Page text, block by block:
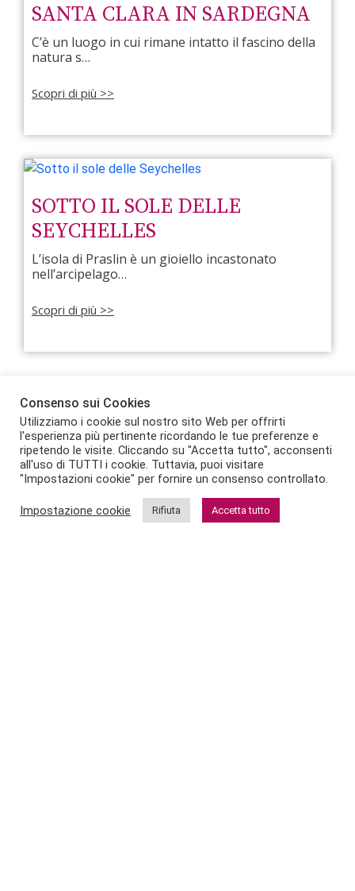
SANTA CLARA IN SARDEGNA
C’è un luogo in cui rimane intatto il fascino della
natura s…
Scopri di più >>
SOTTO IL SOLE DELLE
SEYCHELLES
L’isola di Praslin è un gioiello incastonato
nell’arcipelago…
Scopri di più >>
Scopri tutti
Seguici sui nostri social:
Consenso sui Cookies
Utilizziamo i cookie sul nostro sito Web per offrirti
l'esperienza più pertinente ricordando le tue preferenze e
ripetendo le visite. Cliccando su "Accetta tutto", acconsenti
all'uso di TUTTI i cookie. Tuttavia, puoi visitare
"Impostazioni cookie" per fornire un consenso controllato.
Impostazione cookie Rifiuta Accetta tutto